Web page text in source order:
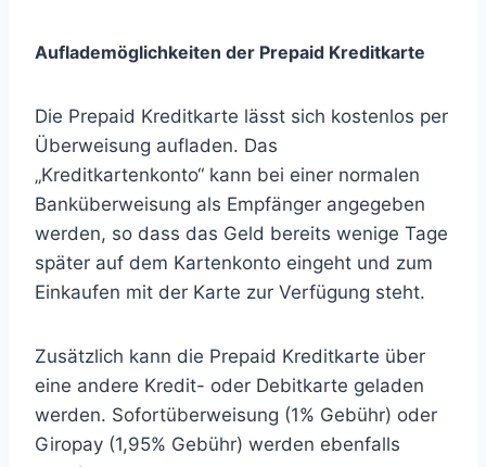
Auflademöglichkeiten der Prepaid Kreditkarte
Die Prepaid Kreditkarte lässt sich kostenlos per
Überweisung aufladen. Das
„Kreditkartenkonto“ kann bei einer normalen
Banküberweisung als Empfänger angegeben
werden, so dass das Geld bereits wenige Tage
später auf dem Kartenkonto eingeht und zum
Einkaufen mit der Karte zur Verfügung steht.
Zusätzlich kann die Prepaid Kreditkarte über
eine andere Kredit- oder Debitkarte geladen
werden. Sofortüberweisung (1% Gebühr) oder
Giropay (1,95% Gebühr) werden ebenfalls